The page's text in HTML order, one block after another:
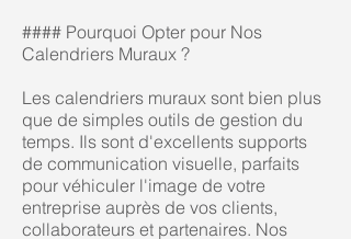
#### Pourquoi Opter pour Nos
Calendriers Muraux ?
Les calendriers muraux sont bien plus
que de simples outils de gestion du
temps. Ils sont d'excellents supports
de communication visuelle, parfaits
pour véhiculer l'image de votre
entreprise auprès de vos clients,
collaborateurs et partenaires. Nos